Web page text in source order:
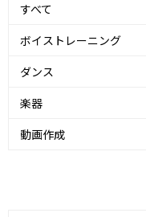
すべて
ボイストレーニング
ダンス
楽器
動画作成